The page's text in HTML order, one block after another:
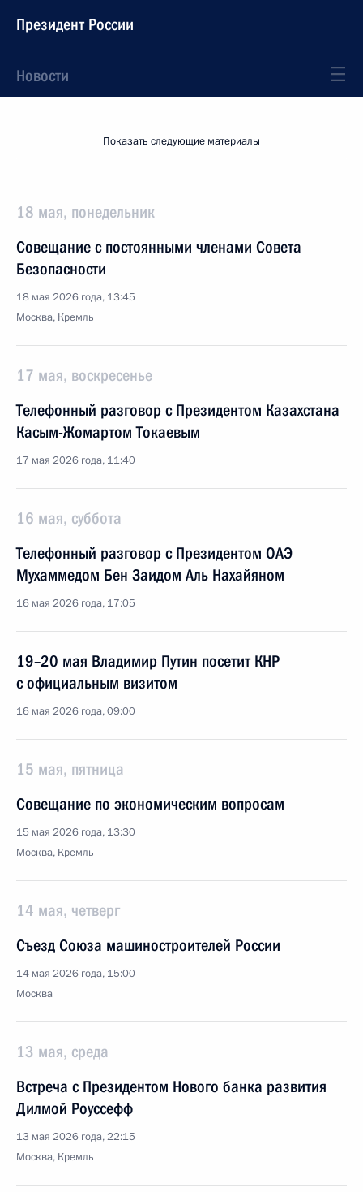
Президент России
Новости
Показать следующие материалы
18 мая, понедельник
Совещание с постоянными членами Совета
Безопасности
18 мая 2026 года, 13:45
Москва, Кремль
17 мая, воскресенье
Телефонный разговор с Президентом Казахстана
Касым-Жомартом Токаевым
17 мая 2026 года, 11:40
16 мая, суббота
Телефонный разговор с Президентом ОАЭ
Мухаммедом Бен Заидом Аль Нахайяном
16 мая 2026 года, 17:05
19–20 мая Владимир Путин посетит КНР
с официальным визитом
16 мая 2026 года, 09:00
15 мая, пятница
Совещание по экономическим вопросам
15 мая 2026 года, 13:30
Москва, Кремль
14 мая, четверг
Съезд Союза машиностроителей России
14 мая 2026 года, 15:00
Москва
13 мая, среда
Встреча с Президентом Нового банка развития
Дилмой Роуссефф
13 мая 2026 года, 22:15
Москва, Кремль